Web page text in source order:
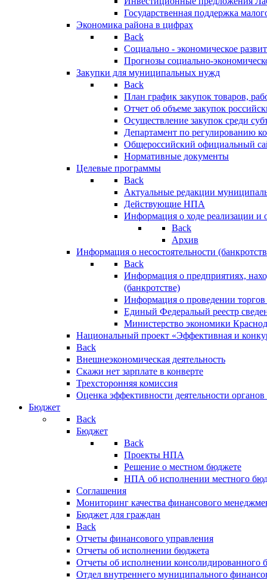
Государственная поддержка
Экономика района в цифрах
Back
Социально - экономическое
Прогнозы социально-
Закупки для муниципальных нужд
Back
План график закупок товаров,
Отчет об объеме закупок
Осуществление закупок среди
Департамент по регулированию
Общероссийский официальный
Нормативные документы
Целевые программы
Back
Актуальные редакции
Действующие НПА
Информация о ходе реализации
Back
Архив
Информация о несостоятельности
Back
Информация о предприятиях,
(банкротстве)
Информация о проведении
Единый Федеральый реестр
Министерство экономики
Национальный проект «Эффективная и
Back
Внешнеэкономическая деятельность
Скажи нет зарплате в конверте
Трехсторонняя комиссия
Оценка эффективности деятельности
Бюджет
Back
Бюджет
Back
Проекты НПА
Решение о местном бюджете
НПА об исполнении местного
Соглашения
Мониторинг качества финансового
Бюджет для граждан
Back
Отчеты финансового управления
Отчеты об исполнении бюджета
Отчеты об исполнении консолидированного
Отдел внутреннего муниципального